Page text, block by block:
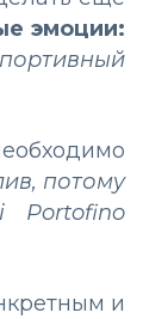
эмоции:
потому
Portofino
и